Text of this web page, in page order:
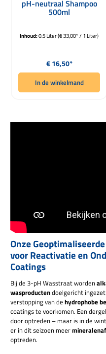
pH-neutraal Shampoo
500ml
Inhoud:0.5 Liter(€ 33,00* / 1 Liter)
Normale prijs:
€ 16,50*
In de winkelmand
Onze
voor Reactivatie en
Coatings
Bij de 3-pH Wasstraat worden
wasproductendoelgericht
verstopping van de hydrophobe
coatings te voorkomen. Een
door optreden – maar is in de
er in dit seizoen meer
optreden.